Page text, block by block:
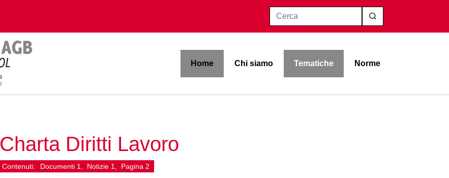
Cerca
Home Chi siamo Tematiche Norme
Charta Diritti Lavoro
Contenuti: Documenti 1 Notizie 1 Pagina 2